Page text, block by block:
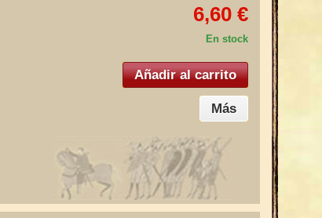
6,60 €
En stock
Añadir al carrito
Más